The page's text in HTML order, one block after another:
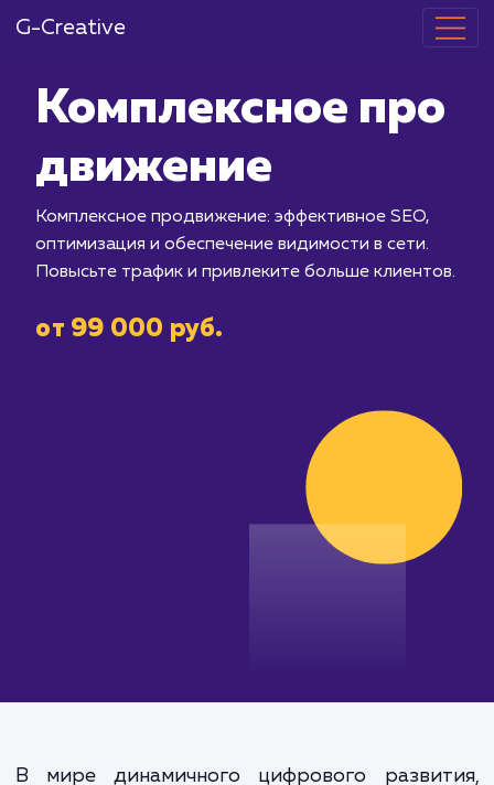
G-Creative
движение
оптимизация и обеспечение
от 99 000 руб.